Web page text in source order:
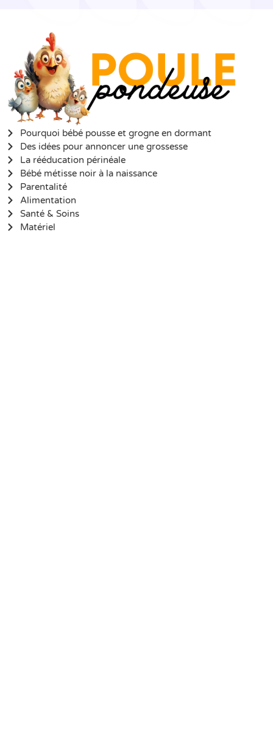
Pourquoi bébé pousse et grogne en dormant
Des idées pour annoncer une grossesse
La rééducation périnéale
Bébé métisse noir à la naissance
Parentalité
Alimentation
Santé & Soins
Matériel